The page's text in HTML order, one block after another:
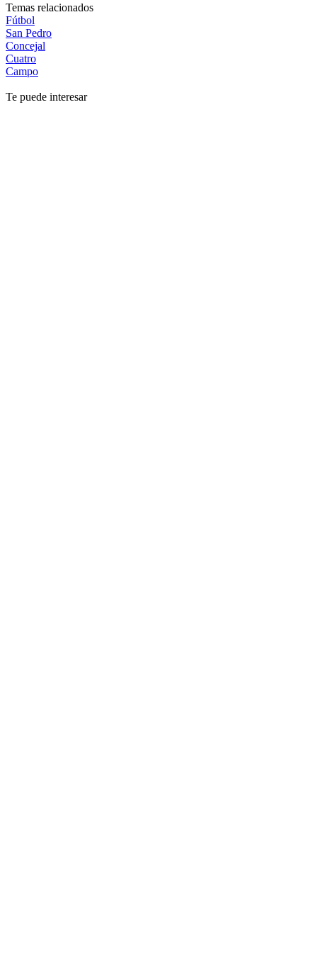
Temas relacionados
Fútbol
San Pedro
Concejal
Cuatro
Campo
Te puede interesar